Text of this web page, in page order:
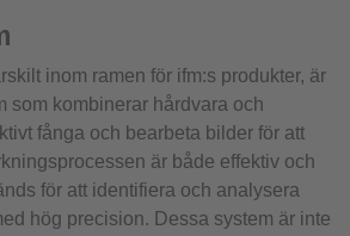
inom ramen för ifm:s produkter, är
som kombinerar hårdvara och
fånga och bearbeta bilder för att
är både effektiv och
för att identifiera och analysera
hög precision. Dessa system är inte